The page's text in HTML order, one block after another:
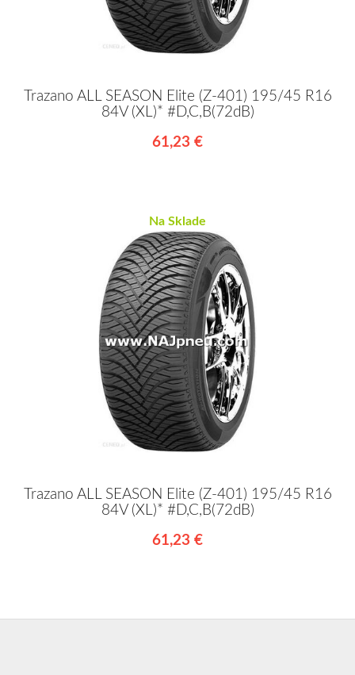
Trazano ALL SEASON Elite (Z-401) 195/45 R16
84V (XL)* #D,C,B(72dB)
61,23 €
Na Sklade
Trazano ALL SEASON Elite (Z-401) 195/45 R16
84V (XL)* #D,C,B(72dB)
61,23 €